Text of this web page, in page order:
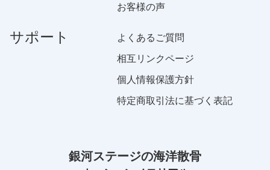
銀河ステージの海洋散骨
お客様の声
サポート
よくあるご質問
相互リンクページ
個人情報保護方針
特定商取引法に基づく表記